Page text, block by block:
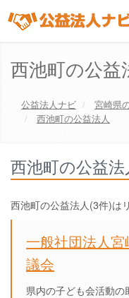
西池町の公益
公益法人ナビ 宮崎県
西池町の公益法人
西池町の公益
西池町の公益法人(3件)は
一般社団法人
議会
県内の子ども会活動